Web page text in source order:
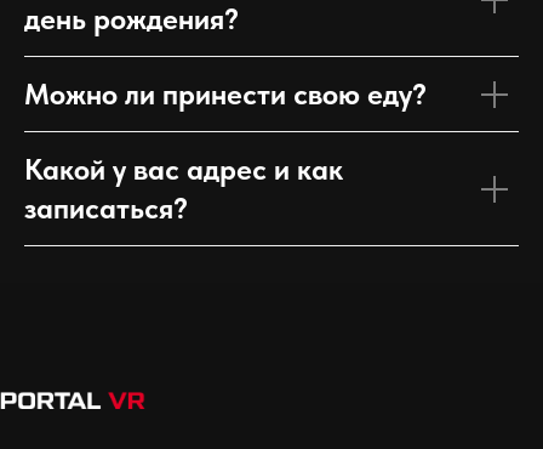
день рождения?
Можно ли принести свою еду?
Какой у вас адрес и как
записаться?